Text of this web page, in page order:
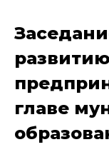
развитию
главе